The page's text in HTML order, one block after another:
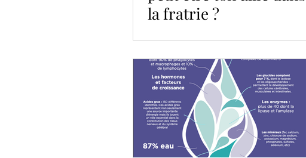
la fratrie ?